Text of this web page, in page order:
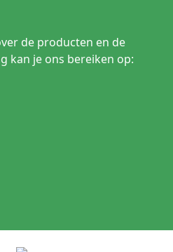
de producten en de
kan je ons bereiken op: